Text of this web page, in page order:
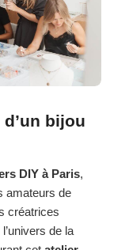
bijou
DIY à Paris,
amateurs de
créatrices
de la